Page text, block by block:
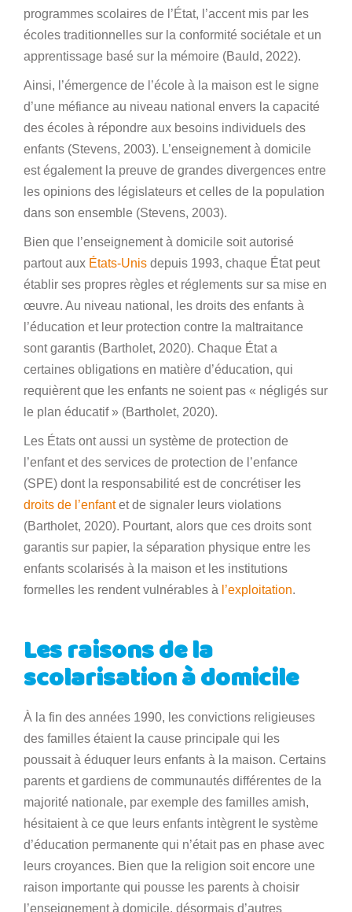
programmes scolaires de l’État, l’accent mis par les
écoles traditionnelles sur la conformité sociétale et un
apprentissage basé sur la mémoire (Bauld, 2022).
Ainsi, l’émergence de l’école à la maison est le signe
d’une méfiance au niveau national envers la capacité
des écoles à répondre aux besoins individuels des
enfants (Stevens, 2003). L’enseignement à domicile
est également la preuve de grandes divergences entre
les opinions des législateurs et celles de la population
dans son ensemble (Stevens, 2003).
Bien que l’enseignement à domicile soit autorisé
partout aux États-Unis depuis 1993, chaque État peut
établir ses propres règles et réglements sur sa mise en
œuvre. Au niveau national, les droits des enfants à
l’éducation et leur protection contre la maltraitance
sont garantis (Bartholet, 2020). Chaque État a
certaines obligations en matière d’éducation, qui
requièrent que les enfants ne soient pas « négligés sur
le plan éducatif » (Bartholet, 2020).
Les États ont aussi un système de protection de
l’enfant et des services de protection de l’enfance
(SPE) dont la responsabilité est de concrétiser les
droits de l’enfantet de signaler leurs violations
(Bartholet, 2020). Pourtant, alors que ces droits sont
garantis sur papier, la séparation physique entre les
enfants scolarisés à la maison et les institutions
formelles les rendent vulnérables à l’exploitation.
Les raisons de la
scolarisation à domicile
À la fin des années 1990, les convictions religieuses
des familles étaient la cause principale qui les
poussait à éduquer leurs enfants à la maison. Certains
parents et gardiens de communautés différentes de la
majorité nationale, par exemple des familles amish,
hésitaient à ce que leurs enfants intègrent le système
d’éducation permanente qui n’était pas en phase avec
leurs croyances. Bien que la religion soit encore une
raison importante qui pousse les parents à choisir
l’enseignement à domicile, désormais d’autres